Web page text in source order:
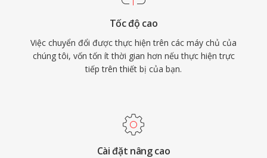
Tốc độ cao
Việc chuyển đổi được thực hiện trên các máy chủ của
chúng tôi, vốn tốn ít thời gian hơn nếu thực hiện trực
tiếp trên thiết bị của bạn.
Cài đặt nâng cao